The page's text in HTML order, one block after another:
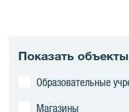
Показать
Образовательные
Магазины